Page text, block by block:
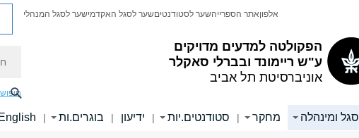
הפקולטה למדעים מדויקים
ע"ש ריימונד ובברלי סאקלר
אוניברסיטת תל אביב
אלפוןאתר הספרייהשער לסטודנטיםשער לסגל האקדמישער לסגל המנהלי
סגל ומינהלה מחקר | סטודנטים.יות | ידיעון | בוגרים.ות |
English